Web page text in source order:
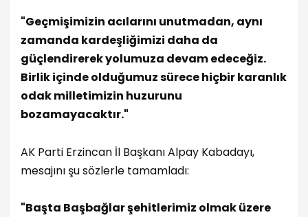
"Geçmişimizin acılarını unutmadan, aynı
zamanda kardeşliğimizi daha da
güçlendirerek yolumuza devam edeceğiz.
Birlik içinde olduğumuz sürece hiçbir karanlık
odak milletimizin huzurunu
bozamayacaktır."
AK Parti Erzincan İl Başkanı Alpay Kabadayı,
mesajını şu sözlerle tamamladı:
"Başta Başbağlar şehitlerimiz olmak üzere